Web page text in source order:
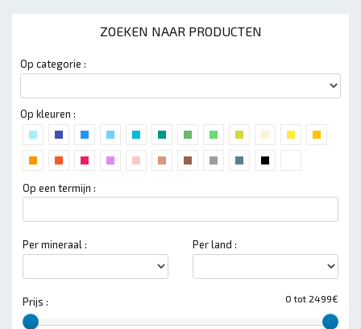
ZOEKEN NAAR PRODUCTEN
Op categorie :
Op kleuren :
Op een termijn :
Per mineraal : Per land :
0 tot 2499€
Prijs :